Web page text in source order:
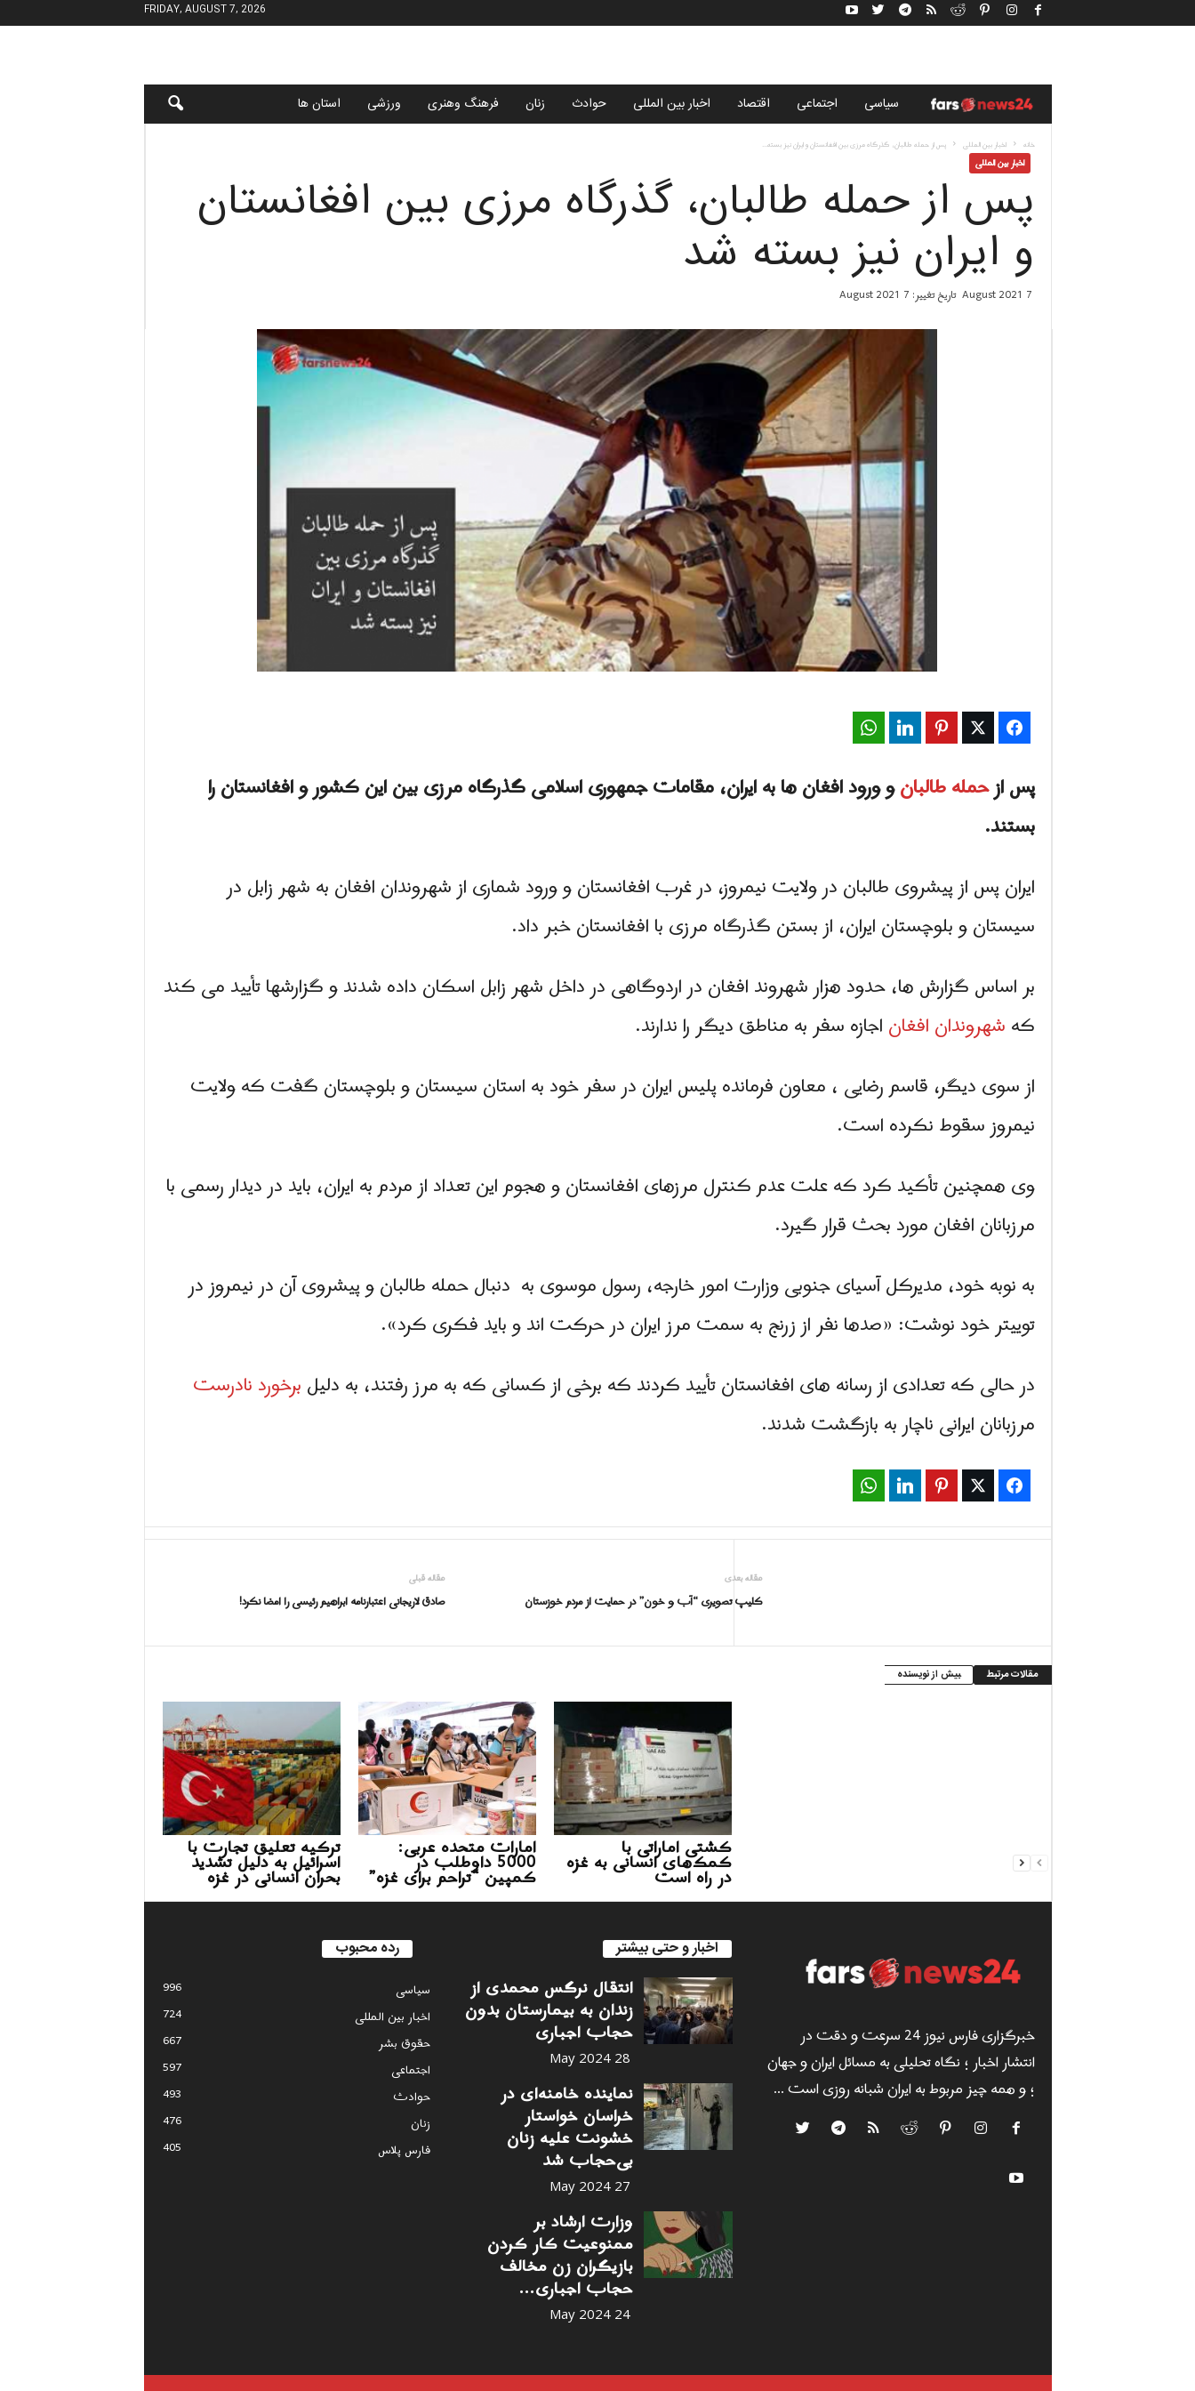
FRIDAY, AUGUST 7, 2026
ب
ی
و
2
سياسى اجتماعی اقتصاد اخبار بین المللی حوادث زنان فرهنگ وهنری ورزشی استان ها
خانه اخبار بین المللی پس از حمله طالبان، گذرگاه مرزی بین افغانستان و ایران نیز بسته...
اخبار بین المللی
پس از حمله طالبان، گذرگاه مرزی بین افغانستان
و ایران نیز بسته شد
7 August 2021 تاریخ تغییر: 7 August 2021
Facebook
Twitter
Pinterest
LinkedIn
پس ازحمله طالبانو ورود افغان ها به ایران، مقامات جمهوری اسلامی گذرگاه مرزی بین این کشور و افغانستان را
بستند.
ایران پس از پیشروی طالبان در ولایت نیمروز، در غرب افغانستان و ورود شماری از شهروندان افغان به شهر زابل در
سیستان و بلوچستان ایران، از بستن گذرگاه مرزی با افغانستان خبر داد.
بر اساس گزارش ها، حدود هزار شهروند افغان در اردوگاهی در داخل شهر زابل اسکان داده شدند و گزارشها تأیید می کند
کهشهروندان افغاناجازه سفر به مناطق دیگر را ندارند.
از سوی دیگر، قاسم رضایی ، معاون فرمانده پلیس ایران در سفر خود به استان سیستان و بلوچستان گفت که ولایت
نیمروز سقوط نکرده است.
وی همچنین تأکید کرد که علت عدم کنترل مرزهای افغانستان و هجوم این تعداد از مردم به ایران، باید در دیدار رسمی با
مرزبانان افغان مورد بحث قرار گیرد.
به نوبه خود، مدیرکل آسیای جنوبی وزارت امور خارجه، رسول موسوی به دنبال حمله طالبان و پیشروی آن در نیمروز در
توییتر خود نوشت: «صدها نفر از زرنج به سمت مرز ایران در حرکت‌ اند و باید فکری کرد».
در حالی که تعدادی از رسانه های افغانستان تأیید کردند که برخی از کسانی که به مرز رفتند، به دلیلبرخورد نادرست
مرزبانان ایرانی ناچار به بازگشت شدند.
Facebook
Twitter
Pinterest
LinkedIn
مقاله قبلی
صادق لاریجانی اعتبارنامه ابراهیم رئیسی را امضا نکرد!
مقاله بعدی
کلیپ تصویری “آب و خون” در حمایت از مردم خوزستان
مقالات مرتبط بیش از نویسنده
ترکیه تعلیق تجارت با
اسرائیل به دلیل تشدید
بحران انسانی در غزه
امارات متحده عربی:
5000 داوطلب در
کمپین “تراحم برای غزه”
کشتی اماراتی با
کمک‌های انسانی به غزه
در راه است
خبرگزاری فارس نیوز 24 سرعت و دقت در
انتشار اخبار ؛ نگاه تحلیلی به مسائل ایران و جهان
؛ و همه چیز مربوط به ایران شبانه روزی است ...
اخبار و حتی بیشتر
انتقال نرگس محمدی از
زندان به بیمارستان بدون
حجاب اجباری
28 May 2024
نماینده خامنه‌ای در
خراسان خواستار
خشونت علیه زنان
بی‌حجاب شد
27 May 2024
وزارت ارشاد بر
ممنوعیت کار کردن
بازیگران زن مخالف
حجاب اجباری...
24 May 2024
رده محبوب
سياسى
996
اخبار بین المللی
724
حقوق بشر
667
اجتماعی
597
حوادث
493
زنان
476
فارس پلاس
405